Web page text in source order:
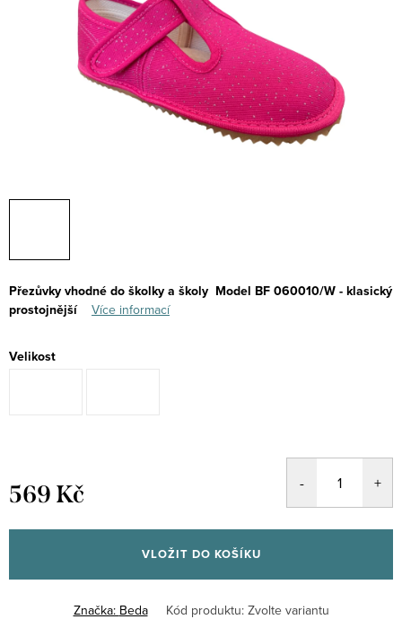
Přezůvky vhodné do školky a školy Model BF 060010/W - klasický
prostojnější
Více informací
Velikost
569 Kč
cena:
VLOŽIT DO KOŠÍKU
Značka: Beda Kód produktu: Zvolte variantu